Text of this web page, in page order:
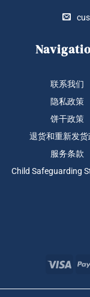
联系我们
隐私政策
饼干政策
退货和重新发货
服务条款
Child Safeguarding